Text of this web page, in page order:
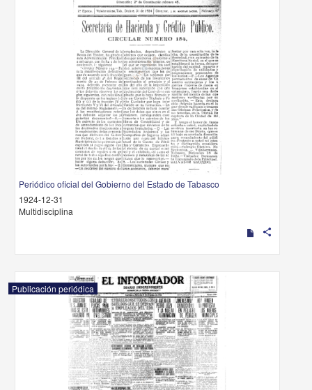
Periódico oficial del Gobierno del Estado de Tabasco
1924-12-31
Multidisciplina
share
Publicación periódica